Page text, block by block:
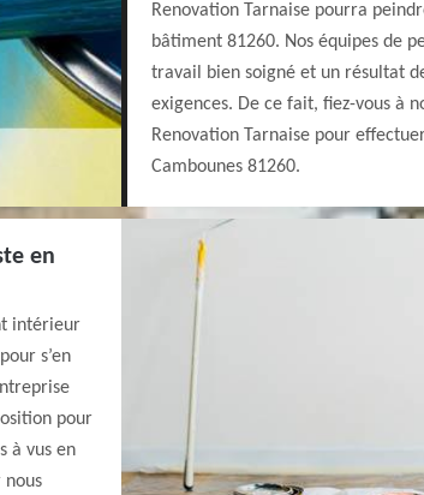
Renovation Tarnaise pourra
bâtiment 81260. Nos équipes de
travail bien soigné et un résultat
exigences. De ce fait, fiez-vous à
Renovation Tarnaise pour
Cambounes 81260.
en
intérieur
s’en
pour
à vus en